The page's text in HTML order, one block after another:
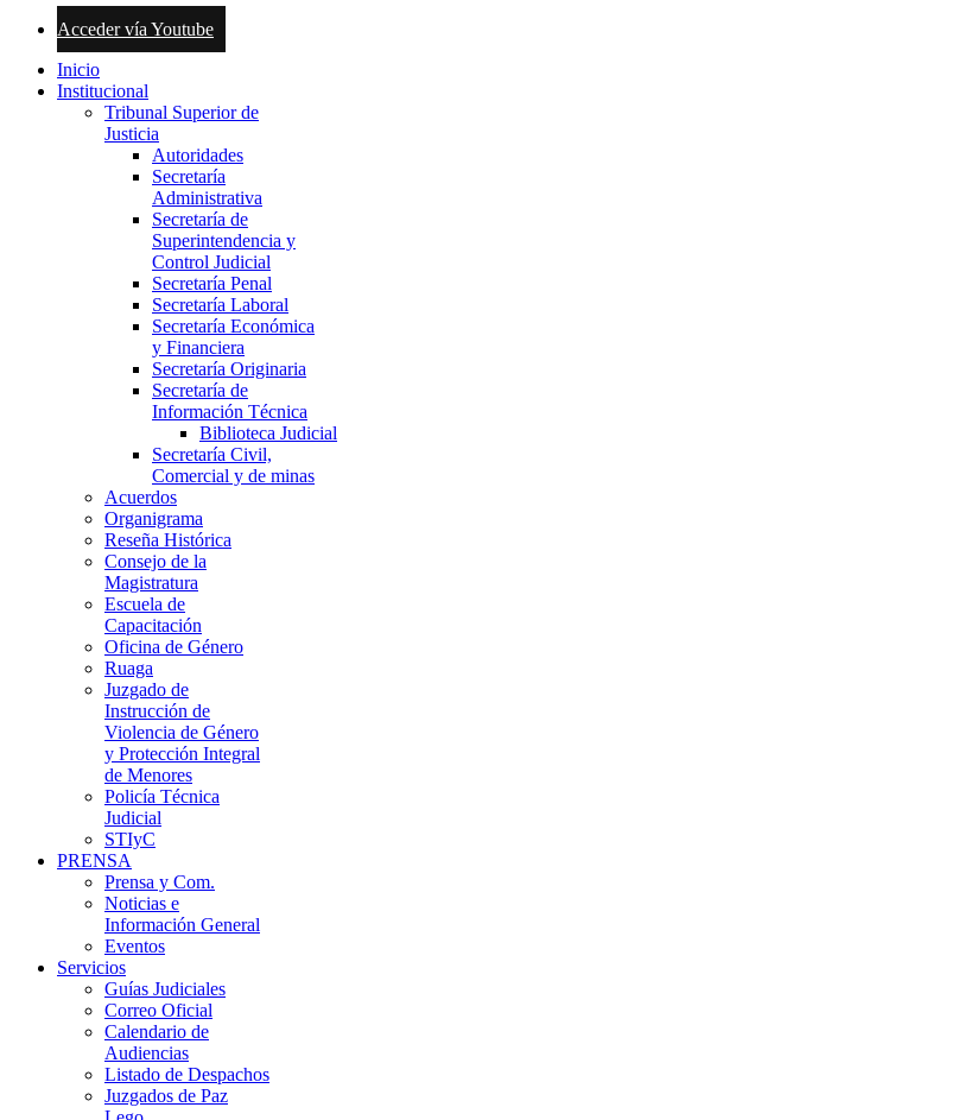
Acceder vía Youtube
Inicio
Institucional
Tribunal Superior de
Justicia
Autoridades
Secretaría
Administrativa
Secretaría de
Superintendencia y
Control Judicial
Secretaría Penal
Secretaría Laboral
Secretaría Económica
y Financiera
Secretaría Originaria
Secretaría de
Información Técnica
Biblioteca Judicial
Secretaría Civil,
Comercial y de minas
Acuerdos
Organigrama
Reseña Histórica
Consejo de la
Magistratura
Escuela de
Capacitación
Oficina de Género
Ruaga
Juzgado de
Instrucción de
Violencia de Género
y Protección Integral
de Menores
Policía Técnica
Judicial
STIyC
PRENSA
Prensa y Com.
Noticias e
Información General
Eventos
Servicios
Guías Judiciales
Correo Oficial
Calendario de
Audiencias
Listado de Despachos
Juzgados de Paz